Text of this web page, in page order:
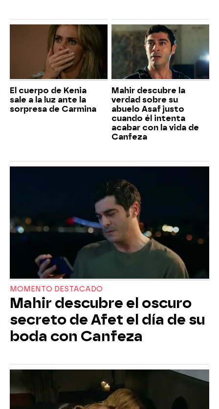
El cuerpo de Kenia
sale a la luz ante la
sorpresa de Carmina
Mahir descubre la
verdad sobre su
abuelo Asaf justo
cuando él intenta
acabar con la vida de
Canfeza
MOMENTO DESTACADO
Mahir descubre el oscuro
secreto de Afet el día de su
boda con Canfeza